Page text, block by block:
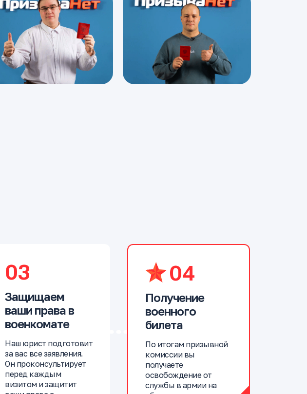
03
Защищаем
ваши права в
военкомате
Наш юрист подготовит
за вас все заявления.
Он проконсультирует
перед каждым
визитом и защитит
04
Получение
военного
билета
По итогам призывной
комиссии вы
получаете
освобождение от
службы в армии на